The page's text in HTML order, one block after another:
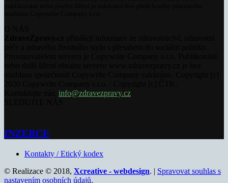
info@zdravezpravy.cz
INZERCE
Kontakty / Etický kodex
© Realizace © 2018, Xcreative - webdesign. | Spravovat souhlas s
nastavením osobních údajů.